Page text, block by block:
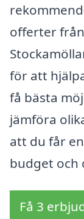
offerter
för att
få bästa
jämföra
att du får
budget och
Få 3